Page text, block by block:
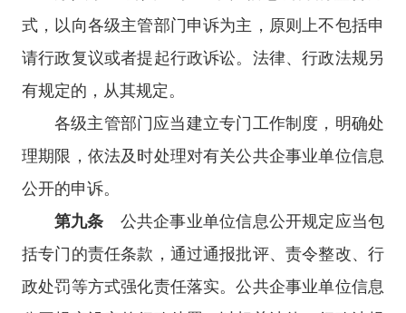
式，以向各级主管部门申诉为主，原则上不包括申
请行政复议或者提起行政诉讼。法律、行政法规另
有规定的，从其规定。
各级主管部门应当建立专门工作制度，明确处
理期限，依法及时处理对有关公共企事业单位信息
公开的申诉。
第九条 公共企事业单位信息公开规定应当包
括专门的责任条款，通过通报批评、责令整改、行
政处罚等方式强化责任落实。公共企事业单位信息